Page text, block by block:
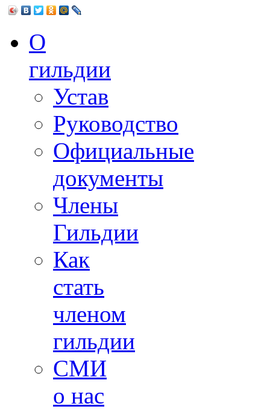
О
гильдии
Устав
Руководство
Официальные
документы
Члены
Гильдии
Как
стать
членом
гильдии
СМИ
о нас